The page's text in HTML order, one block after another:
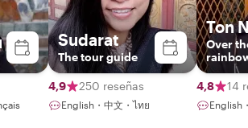
Sudarat
The tour guide
4,9 250 reseñas
English・中文・ไทย
Ton
Over
you
4,8 14
English